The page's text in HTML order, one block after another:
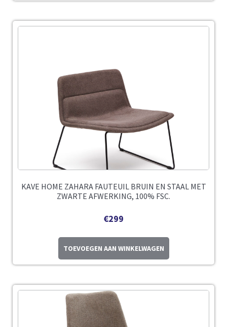
KAVE HOME ZAHARA FAUTEUIL BRUIN EN STAAL MET
ZWARTE AFWERKING, 100% FSC.
€299
TOEVOEGEN AAN WINKELWAGEN